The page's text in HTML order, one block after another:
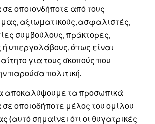
σε οποιονδήποτε από τους
αξιωματικούς, ασφαλιστές,
συμβούλους, πράκτορες,
υπεργολάβους, όπως είναι
για τους σκοπούς που
παρούσα πολιτική.
αποκαλύψουμε τα προσωπικά
σε οποιοδήποτε μέλος του ομίλου
(αυτό σημαίνει ότι οι θυγατρικές